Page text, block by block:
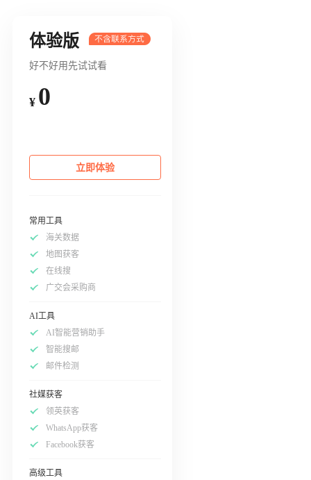
体验版
好不好用先试试看
¥ 0
立即体验
常用工具
海关数据
地图获客
在线搜
广交会采购商
AI工具
AI智能营销助手
智能搜邮
邮件检测
社媒获客
领英获客
WhatsApp获客
Facebook获客
高级工具